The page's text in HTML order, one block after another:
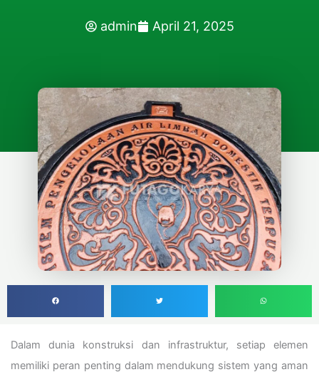
admin April 21, 2025
Dalam dunia konstruksi dan infrastruktur, setiap elemen
memiliki peran penting dalam mendukung sistem yang aman